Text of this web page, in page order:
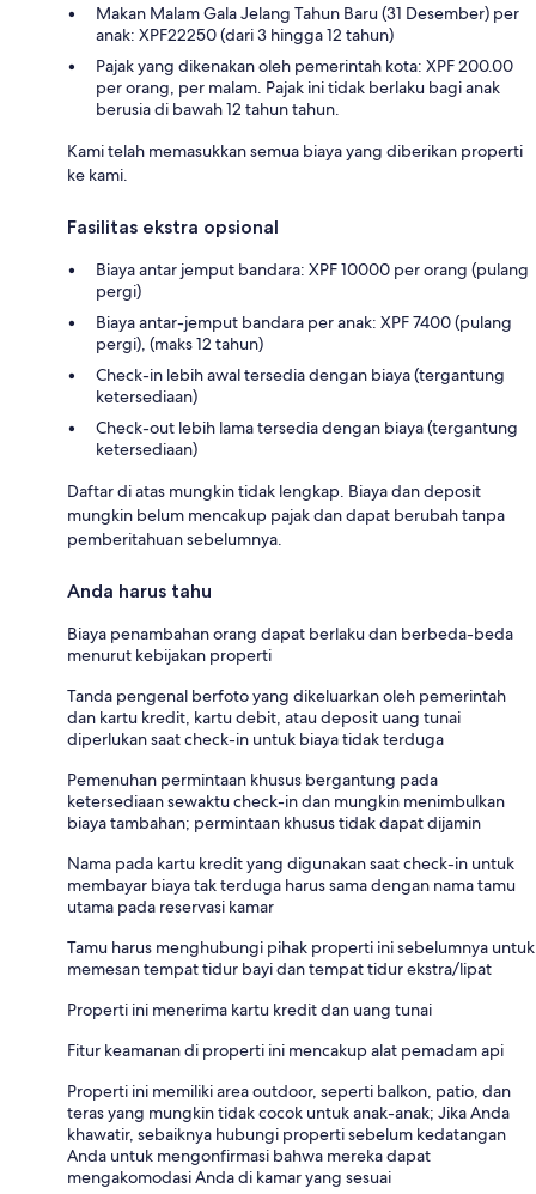
Makan Malam Gala Jelang Tahun Baru (31 Desember) per
anak: XPF22250 (dari 3 hingga 12 tahun)
Pajak yang dikenakan oleh pemerintah kota: XPF 200.00
per orang, per malam. Pajak ini tidak berlaku bagi anak
berusia di bawah 12 tahun tahun.
Kami telah memasukkan semua biaya yang diberikan properti
ke kami.
Fasilitas ekstra opsional
Biaya antar jemput bandara: XPF 10000 per orang (pulang
pergi)
Biaya antar-jemput bandara per anak: XPF 7400 (pulang
pergi), (maks 12 tahun)
Check-in lebih awal tersedia dengan biaya (tergantung
ketersediaan)
Check-out lebih lama tersedia dengan biaya (tergantung
ketersediaan)
Daftar di atas mungkin tidak lengkap. Biaya dan deposit
mungkin belum mencakup pajak dan dapat berubah tanpa
pemberitahuan sebelumnya.
Anda harus tahu
Biaya penambahan orang dapat berlaku dan berbeda-beda
menurut kebijakan properti
Tanda pengenal berfoto yang dikeluarkan oleh pemerintah
dan kartu kredit, kartu debit, atau deposit uang tunai
diperlukan saat check-in untuk biaya tidak terduga
Pemenuhan permintaan khusus bergantung pada
ketersediaan sewaktu check-in dan mungkin menimbulkan
biaya tambahan; permintaan khusus tidak dapat dijamin
Nama pada kartu kredit yang digunakan saat check-in untuk
membayar biaya tak terduga harus sama dengan nama tamu
utama pada reservasi kamar
Tamu harus menghubungi pihak properti ini sebelumnya untuk
memesan tempat tidur bayi dan tempat tidur ekstra/lipat
Properti ini menerima kartu kredit dan uang tunai
Fitur keamanan di properti ini mencakup alat pemadam api
Properti ini memiliki area outdoor, seperti balkon, patio, dan
teras yang mungkin tidak cocok untuk anak-anak; Jika Anda
khawatir, sebaiknya hubungi properti sebelum kedatangan
Anda untuk mengonfirmasi bahwa mereka dapat
mengakomodasi Anda di kamar yang sesuai